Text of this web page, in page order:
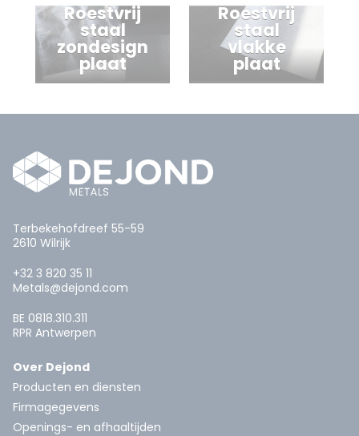
Roestvrij
staal
zondesign
plaat
Roestvrij
staal
vlakke
plaat
Terbekehofdreef 55-59
2610 Wilrijk
+32 3 820 35 11
Metals@dejond.com
BE 0818.310.311
RPR Antwerpen
Over Dejond
Producten en diensten
Firmagegevens
Openings- en afhaaltijden